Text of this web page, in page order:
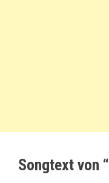
Songtext von “